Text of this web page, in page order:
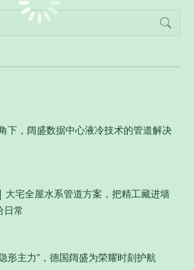
下，阔盛数据中心液冷技术的管道解决
大宅全屋水系管道方案，把精工藏进墙
日常
形主力”，德国阔盛为荣耀时刻护航